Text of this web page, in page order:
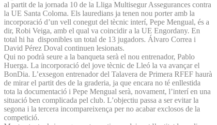
al partit de la jornada 10 de la Lliga Multisegur Assegurances contra
la UE Santa Coloma. Els lauredians ja tenen nou porter amb la
incorporació d’un vell conegut del tècnic interí, Pepe Mengual, és a
dir, Robi Veiga, amb el qual va coincidir a la UE Engordany. En
total hi ha disponibles un total de 13 jugadors. Álvaro Correa i
David Pérez Doval continuen lesionats.
Qui no podrà seure a la banqueta serà el nou entrenador, Pablo
Huerga. La incorporació del jove tècnic de Lleó la va avançar el
BonDia. L’exsegon entrenador del Talavera de Primera RFEF haurà
de mirar el partit des de la graderia, ja que encara no té enllestida
tota la documentació i Pepe Mengual serà, novament, l’interí en una
situació ben complicada pel club. L’objectiu passa a ser evitar la
segona i la tercera incompareixença per no acabar exclosos de la
competició.